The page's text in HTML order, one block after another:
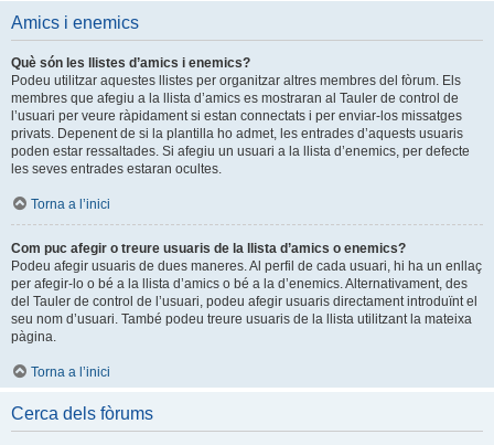
Amics i enemics
Què són les llistes d’amics i enemics?
Podeu utilitzar aquestes llistes per organitzar altres membres del fòrum. Els
membres que afegiu a la llista d’amics es mostraran al Tauler de control de
l’usuari per veure ràpidament si estan connectats i per enviar-los missatges
privats. Depenent de si la plantilla ho admet, les entrades d’aquests usuaris
poden estar ressaltades. Si afegiu un usuari a la llista d’enemics, per defecte
les seves entrades estaran ocultes.
Torna a l’inici
Com puc afegir o treure usuaris de la llista d’amics o enemics?
Podeu afegir usuaris de dues maneres. Al perfil de cada usuari, hi ha un enllaç
per afegir-lo o bé a la llista d’amics o bé a la d’enemics. Alternativament, des
del Tauler de control de l’usuari, podeu afegir usuaris directament introduïnt el
seu nom d’usuari. També podeu treure usuaris de la llista utilitzant la mateixa
pàgina.
Torna a l’inici
Cerca dels fòrums